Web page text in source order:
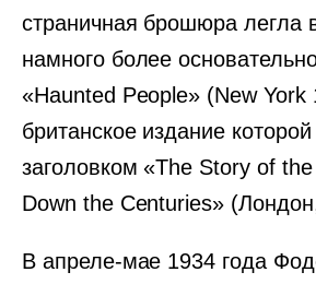
страничная брошюра легла
намного более
«Haunted People» (New York
британское издание
заголовком «The Story of
Down the Centuries»
В апреле-мае 1934 года